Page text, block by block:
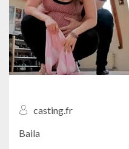
casting.fr
Baila